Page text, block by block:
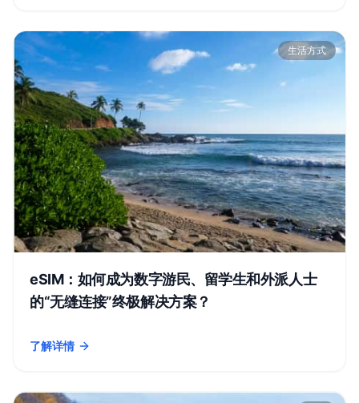
生活方式
eSIM：如何成为数字游民、留学生和外派人士
的“无缝连接”终极解决方案？
了解详情
- eSIM：如何成为数字游民、留学生和外派人士的“无缝连接”终极